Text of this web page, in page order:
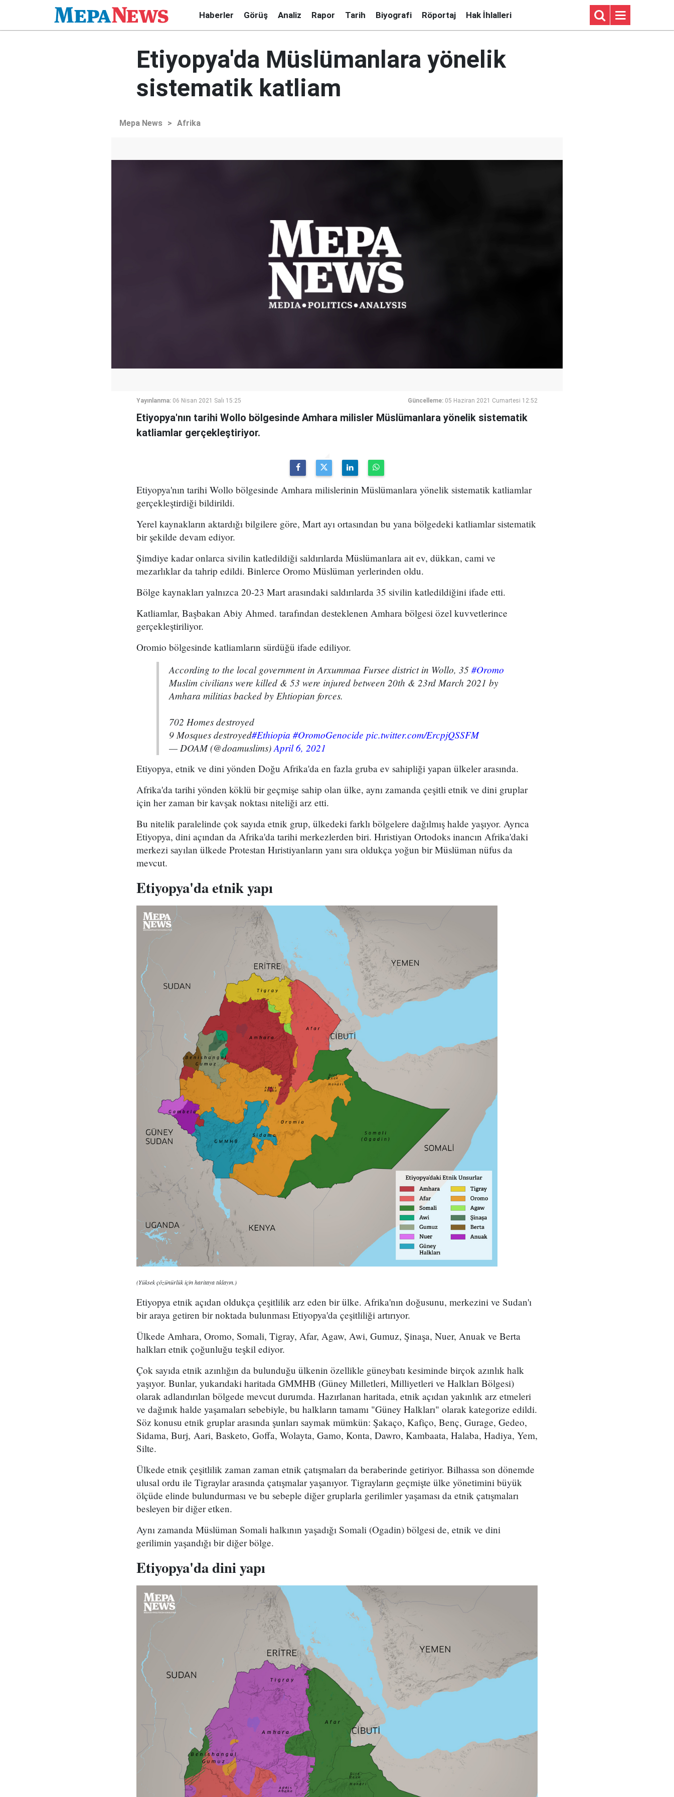
Haberler Görüş Analiz Rapor Tarih Biyografi Röportaj Hak İhlalleri
Etiyopya'da Müslümanlara yönelik
sistematik katliam
Mepa News > Afrika
Yayınlanma: 06 Nisan 2021 Salı 15:25 Güncelleme: 05 Haziran 2021 Cumartesi 12:52
Etiyopya'nın tarihi Wollo bölgesinde Amhara milisler Müslümanlara yönelik sistematik
katliamlar gerçekleştiriyor.
Etiyopya'nın tarihi Wollo bölgesinde Amhara milislerinin Müslümanlara yönelik sistematik katliamlar
gerçekleştirdiği bildirildi.
Yerel kaynakların aktardığı bilgilere göre, Mart ayı ortasından bu yana bölgedeki katliamlar sistematik
bir şekilde devam ediyor.
Şimdiye kadar onlarca sivilin katledildiği saldırılarda Müslümanlara ait ev, dükkan, cami ve
mezarlıklar da tahrip edildi. Binlerce Oromo Müslüman yerlerinden oldu.
Bölge kaynakları yalnızca 20-23 Mart arasındaki saldırılarda 35 sivilin katledildiğini ifade etti.
Katliamlar, Başbakan Abiy Ahmed. tarafından desteklenen Amhara bölgesi özel kuvvetlerince
gerçekleştiriliyor.
Oromio bölgesinde katliamların sürdüğü ifade ediliyor.
According to the local government in Arxummaa Fursee district in Wollo, 35#Oromo
Muslim civilians were killed & 53 were injured between 20th & 23rd March 2021 by
Amhara militias backed by Ehtiopian forces.
702 Homes destroyed
9 Mosques destroyed#Ethiopia #OromoGenocide pic.twitter.com/ErcpjQSSFM
— DOAM (@doamuslims)April 6, 2021
Etiyopya, etnik ve dini yönden Doğu Afrika'da en fazla gruba ev sahipliği yapan ülkeler arasında.
Afrika'da tarihi yönden köklü bir geçmişe sahip olan ülke, aynı zamanda çeşitli etnik ve dini gruplar
için her zaman bir kavşak noktası niteliği arz etti.
Bu nitelik paralelinde çok sayıda etnik grup, ülkedeki farklı bölgelere dağılmış halde yaşıyor. Ayrıca
Etiyopya, dini açından da Afrika'da tarihi merkezlerden biri. Hıristiyan Ortodoks inancın Afrika'daki
merkezi sayılan ülkede Protestan Hıristiyanların yanı sıra oldukça yoğun bir Müslüman nüfus da
mevcut.
Etiyopya'da etnik yapı
(Yüksek çözünürlük için haritaya tıklayın.)
Etiyopya etnik açıdan oldukça çeşitlilik arz eden bir ülke. Afrika'nın doğusunu, merkezini ve Sudan'ı
bir araya getiren bir noktada bulunması Etiyopya'da çeşitliliği artırıyor.
Ülkede Amhara, Oromo, Somali, Tigray, Afar, Agaw, Awi, Gumuz, Şinaşa, Nuer, Anuak ve Berta
halkları etnik çoğunluğu teşkil ediyor.
Çok sayıda etnik azınlığın da bulunduğu ülkenin özellikle güneybatı kesiminde birçok azınlık halk
yaşıyor. Bunlar, yukarıdaki haritada GMMHB (Güney Milletleri, Milliyetleri ve Halkları Bölgesi)
olarak adlandırılan bölgede mevcut durumda. Hazırlanan haritada, etnik açıdan yakınlık arz etmeleri
ve dağınık halde yaşamaları sebebiyle, bu halkların tamamı "Güney Halkları" olarak kategorize edildi.
Söz konusu etnik gruplar arasında şunları saymak mümkün: Şakaço, Kafiço, Benç, Gurage, Gedeo,
Sidama, Burj, Aari, Basketo, Goffa, Wolayta, Gamo, Konta, Dawro, Kambaata, Halaba, Hadiya, Yem,
Silte.
Ülkede etnik çeşitlilik zaman zaman etnik çatışmaları da beraberinde getiriyor. Bilhassa son dönemde
ulusal ordu ile Tigraylar arasında çatışmalar yaşanıyor. Tigrayların geçmişte ülke yönetimini büyük
ölçüde elinde bulundurması ve bu sebeple diğer gruplarla gerilimler yaşaması da etnik çatışmaları
besleyen bir diğer etken.
Aynı zamanda Müslüman Somali halkının yaşadığı Somali (Ogadin) bölgesi de, etnik ve dini
gerilimin yaşandığı bir diğer bölge.
Etiyopya'da dini yapı